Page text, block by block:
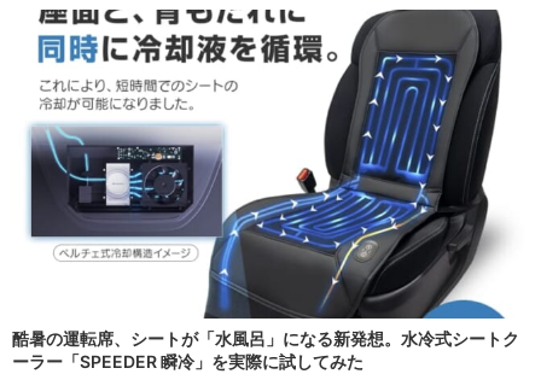
酷暑の運転席、シートが「水風呂」になる新発想。水冷式シートク
ーラー「SPEEDER 瞬冷」を実際に試してみた